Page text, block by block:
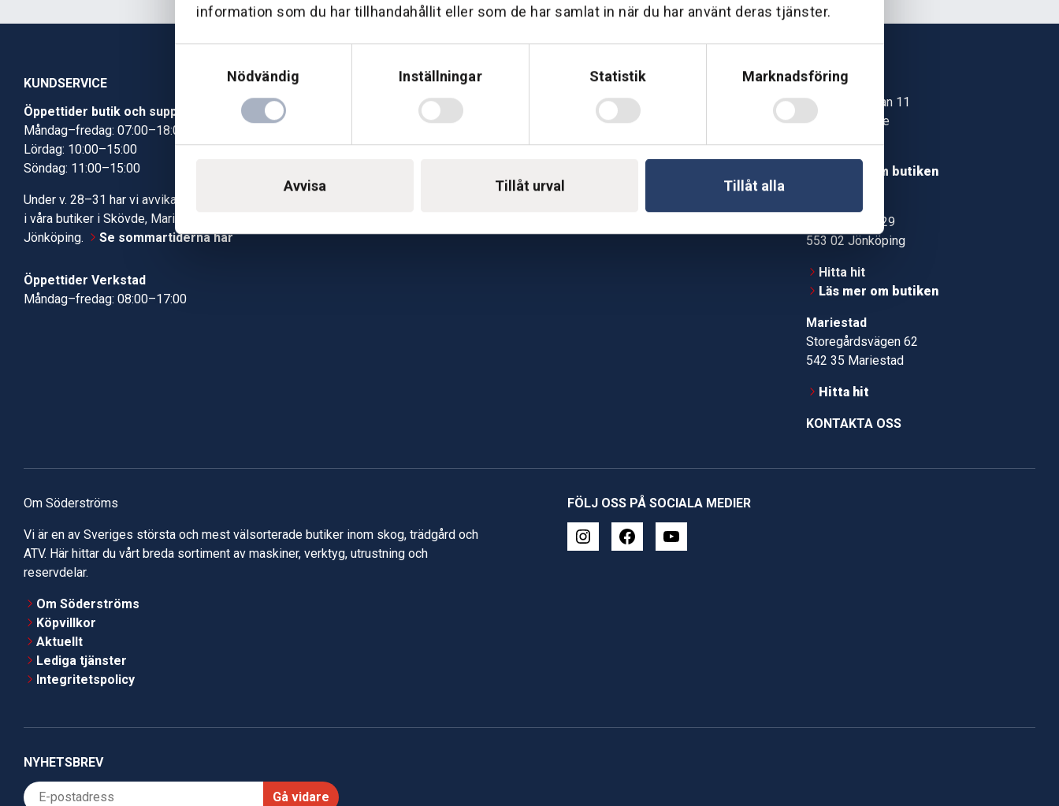
information som du har tillhandahållit eller som de har samlat in när du har använt deras tjänster.
Nödvändig
Inställningar Statistik Marknadsföring
Avvisa Tillåt urval Tillåt alla
KUNDSERVICE
Öppettider butik och support
Måndag–fredag: 07:00–18:00
Lördag: 10:00–15:00
Söndag: 11:00–15:00
Under v. 28–31 har vi avvikande öppettider
i våra butiker i Skövde, Mariestad och
Jönköping.
Se sommartiderna här
Öppettider Verkstad
Måndag–fredag: 08:00–17:00
Butik Skövde
Kundcenter
Boka tid i verkstad
Telefon: 0500-414 130
E-mail: support@soderstroms.nu
Gå till vår företagssupport
Skövde
Jonstorpsgatan 11
549 37 Skövde
Läs mer om butiken
Kämpevägen 29
553 02 Jönköping
Hitta hit
Läs mer om butiken
Mariestad
Storegårdsvägen 62
542 35 Mariestad
Hitta hit
KONTAKTA OSS
Om Söderströms
Vi är en av Sveriges största och mest välsorterade butiker inom skog, trädgård och
ATV. Här hittar du vårt breda sortiment av maskiner, verktyg, utrustning och
reservdelar.
Om Söderströms
Köpvillkor
Aktuellt
Lediga tjänster
Integritetspolicy
FÖLJ OSS PÅ SOCIALA MEDIER
NYHETSBREV
Gå vidare